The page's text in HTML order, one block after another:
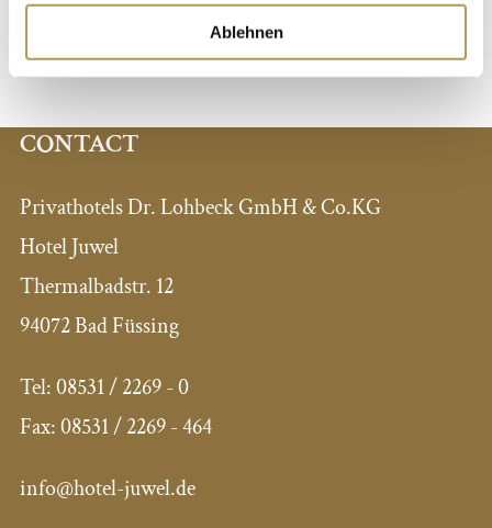
Ablehnen
CONTACT
Privathotels Dr. Lohbeck GmbH & Co.KG
Hotel Juwel
Thermalbadstr. 12
94072 Bad Füssing
Tel:08531 / 2269 - 0
Fax:08531 / 2269 - 464
info@hotel-juwel.de